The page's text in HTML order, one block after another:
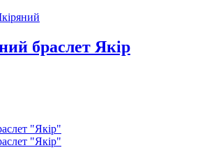
браслет Якір